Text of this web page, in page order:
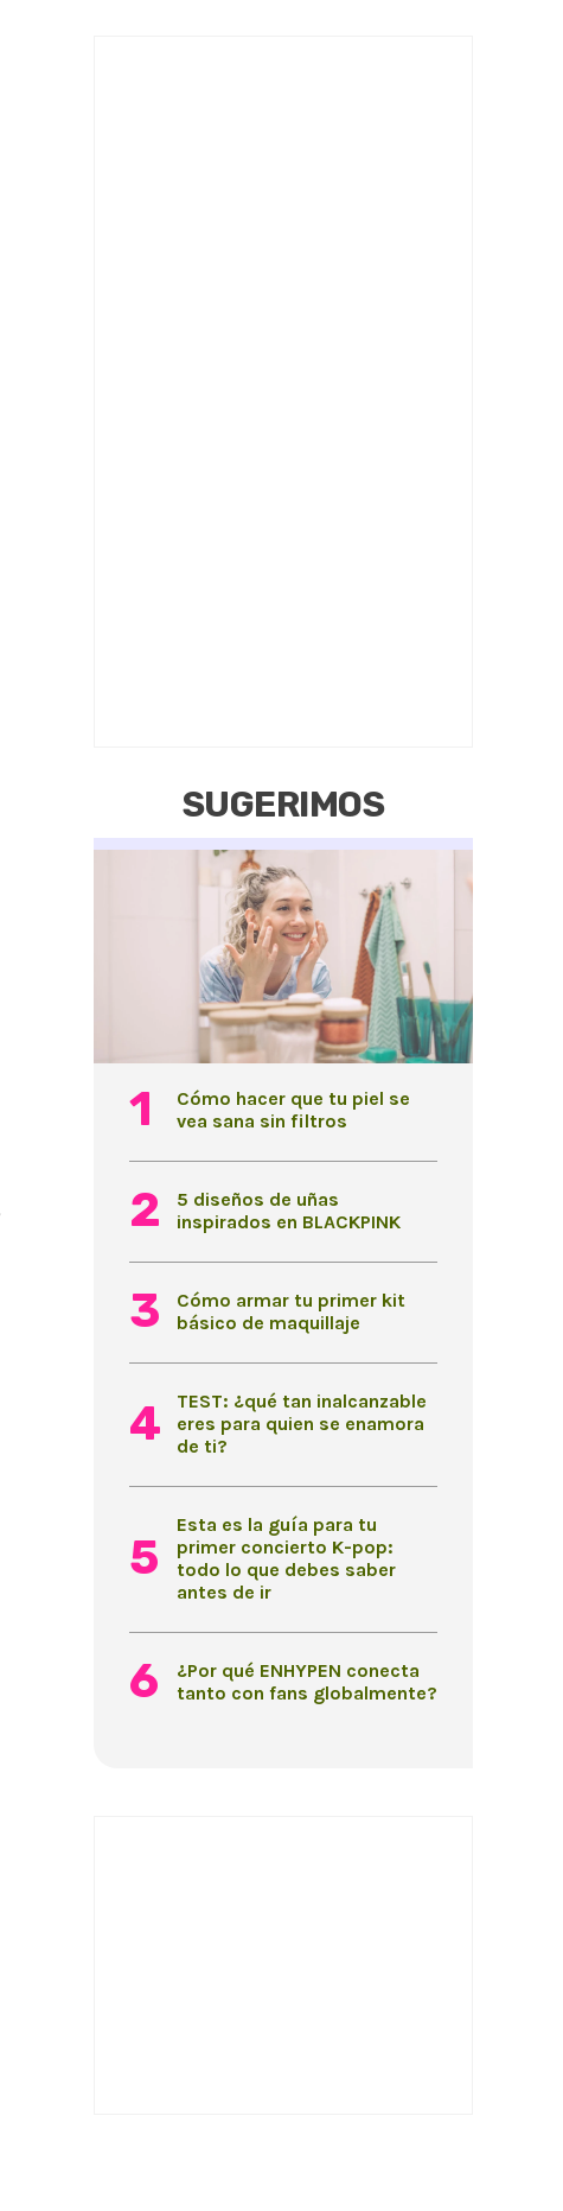
SUGERIMOS
Cómo hacer que tu piel se
vea sana sin filtros
5 diseños de uñas
inspirados en BLACKPINK
Cómo armar tu primer kit
básico de maquillaje
TEST: ¿qué tan inalcanzable
eres para quien se enamora
de ti?
Esta es la guía para tu
primer concierto K-pop:
todo lo que debes saber
antes de ir
¿Por qué ENHYPEN conecta
tanto con fans globalmente?